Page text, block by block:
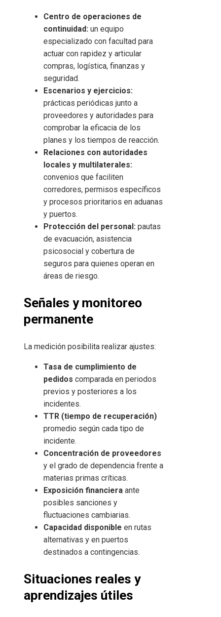
Centro de operaciones de
continuidad: un equipo
especializado con facultad para
actuar con rapidez y articular
compras, logística, finanzas y
seguridad.
Escenarios y ejercicios:
prácticas periódicas junto a
proveedores y autoridades para
comprobar la eficacia de los
planes y los tiempos de reacción.
Relaciones con autoridades
locales y multilaterales:
convenios que faciliten
corredores, permisos específicos
y procesos prioritarios en aduanas
y puertos.
Protección del personal: pautas
de evacuación, asistencia
psicosocial y cobertura de
seguros para quienes operan en
áreas de riesgo.
Señales y monitoreo
permanente
La medición posibilita realizar ajustes:
Tasa de cumplimiento de
pedidos comparada en periodos
previos y posteriores a los
incidentes.
TTR (tiempo de recuperación)
promedio según cada tipo de
incidente.
Concentración de proveedores
y el grado de dependencia frente a
materias primas críticas.
Exposición financiera ante
posibles sanciones y
fluctuaciones cambiarias.
Capacidad disponible en rutas
alternativas y en puertos
destinados a contingencias.
Situaciones reales y
aprendizajes útiles